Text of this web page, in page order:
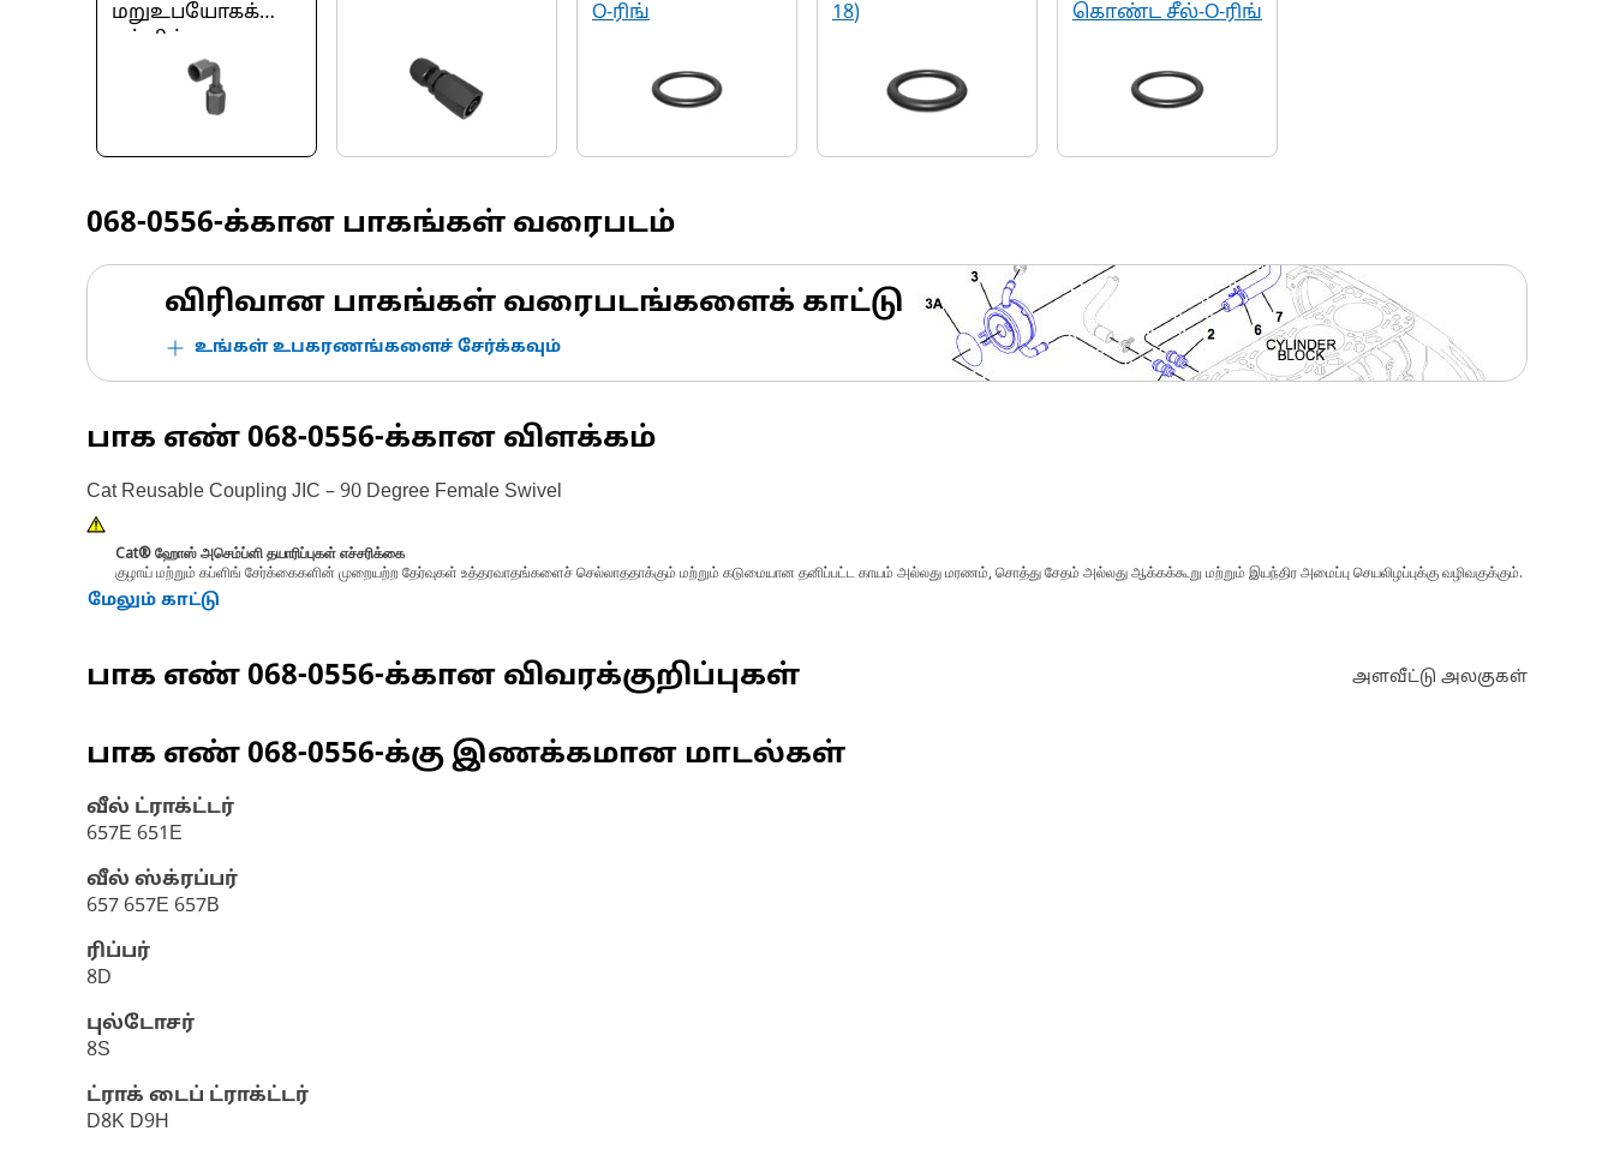
மறுஉபயோகக்
கப்ளிங்
O-ரிங்
18)
கொண்ட சீல்-O-ரிங்
068-0556-க்கான பாகங்கள் வரைபடம்
விரிவான பாகங்கள் வரைபடங்களைக் காட்டு
உங்கள் உபகரணங்களைச் சேர்க்கவும்
பாக எண் 068-0556-க்கான விளக்கம்
Cat Reusable Coupling JIC – 90 Degree Female Swivel
Cat® ஹோஸ் அசெம்ப்ளி தயாரிப்புகள் எச்சரிக்கை
குழாய் மற்றும் கப்ளிங் சேர்க்கைகளின் முறையற்ற தேர்வுகள் உத்தரவாதங்களைச் செல்லாததாக்கும் மற்றும் கடுமையான தனிப்பட்ட காயம் அல்லது மரணம், சொத்து சேதம் அல்லது ஆக்கக்கூறு மற்றும் இயந்திர அமைப்பு செயலிழப்புக்கு வழிவகுக்கும்.
மேலும் காட்டு
பாக எண் 068-0556-க்கான விவரக்குறிப்புகள் அளவீட்டு அலகுகள்
பாக எண் 068-0556-க்கு இணக்கமான மாடல்கள்
வீல் ட்ராக்ட்டர்
657E 651E
வீல் ஸ்க்ரப்பர்
657 657E 657B
ரிப்பர்
8D
புல்டோசர்
8S
ட்ராக் டைப் ட்ராக்ட்டர்
D8K D9H